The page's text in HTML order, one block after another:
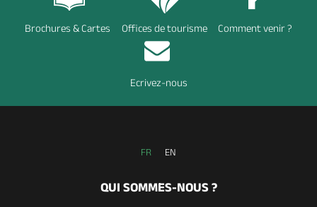
Brochures & Cartes Offices de tourisme Comment venir ?
Ecrivez-nous
FR EN
QUI SOMMES-NOUS ?